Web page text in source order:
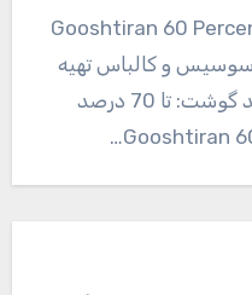
Gooshtiran 60
سوسیس و کالباس تهیه
شده از: گوشت قرمز درصد گوشت: تا 70 درصد